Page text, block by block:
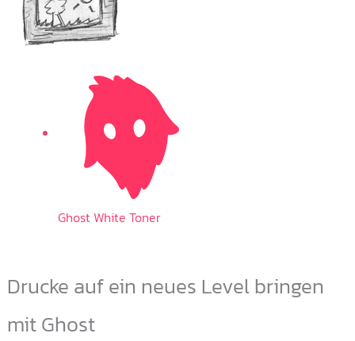
Ghost White Toner
Drucke auf ein neues Level bringen
mit Ghost